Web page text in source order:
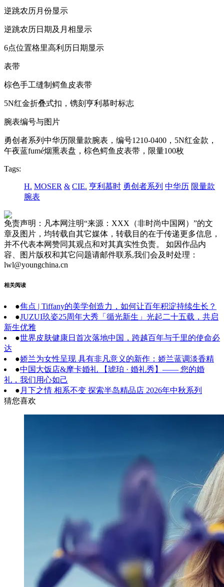
逆跳农历月份显示
逆跳农历日期及月相显示
6点位置格里高利历日期显示
表带
棕色手工缝制鳄鱼皮表带
5N红金折叠式扣，镌刻亨利慕时标志
腕表编号与图片
勇创者系列中华历限量款腕表，编号1210-0400，5N红金款，
午夜蓝fumé烟熏表盘，棕色鳄鱼皮表带，限量100枚
Tags:
H. MOSER & CIE. 亨利慕时 勇创者系列 中华历 限量款
腕表
免责声明：凡本网注明“来源：XXX（非时尚中国网）”的文
章及图片，均转载自其它媒体，转载目的在于传递更多信息，
并不代表本网赞同其观点和对其真实性负责。 如因作品内
容、图片版权和其它问题请邮件联系,我们会及时处理：
lwl@youngchina.cn
相关阅读
●焦点 | Tiffany的美学创造力，如何让百年积淀持续生长？
●JUZUI玖姿25周年大秀「循光新生」光起二十五载，共启
新生优雅
●世界皮肤健康日首次落地中国，跨越百年与千里的使命必
达
●娇兰为女性呈现 具有非凡意义的新作：娇兰蓝调淡香精
●中国大饭店&摩卡婚礼 【琥珀 · 婚礼秀】—— 您的婚
礼，我们用心如己
● 月下之情 相系不变 探索半岛精品店 2026年中秋系列
猜您喜欢